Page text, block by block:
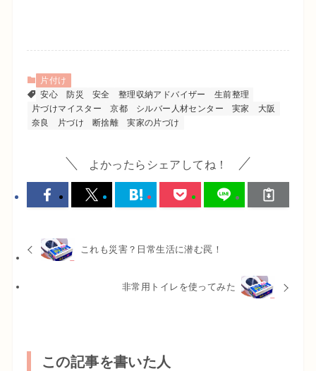
片付け
安心
防災 安全 整理収納アドバイザー
生前整理
片づけマイスター
京都 シルバー人材センター 実家
大阪
奈良
片づけ 断捨離 実家の片づけ
よかったらシェアしてね！
これも災害？日常生活に潜む罠！
非常用トイレを使ってみた
この記事を書いた人